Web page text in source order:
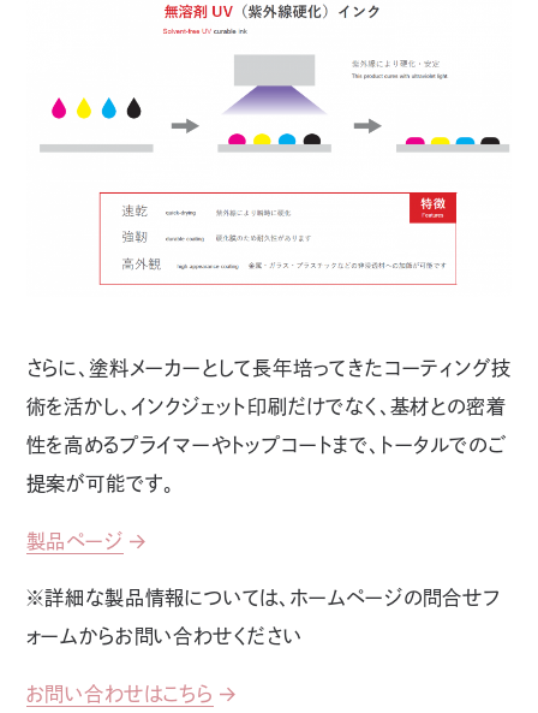
さらに、塗料メーカーとして長年培ってきたコーティング技
術を活かし、インクジェット印刷だけでなく、基材との密着
性を高めるプライマーやトップコートまで、トータルでのご
提案が可能です。
製品ページ
※詳細な製品情報については、ホームページの問合せフ
ォームからお問い合わせください
お問い合わせはこちら